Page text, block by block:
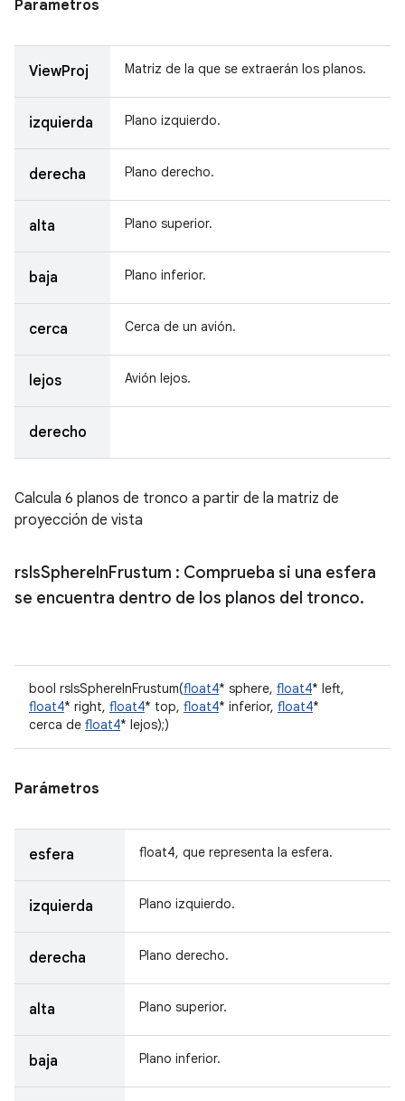
Parámetros
ViewProj Matriz de la que se extraerán los planos.
izquierda Plano izquierdo.
derecha Plano derecho.
alta Plano superior.
baja Plano inferior.
cerca Cerca de un avión.
lejos Avión lejos.
derecho
Calcula 6 planos de tronco a partir de la matriz de
proyección de vista
rs IsSphere InFrustum : Comprueba si una esfera
se encuentra dentro de los planos del tronco.
bool rsIsSphereInFrustum(float4* sphere, float4* left,
float4* right, float4* top, float4* inferior, float4*
cerca de float4* lejos);)
Parámetros
esfera float4, que representa la esfera.
izquierda Plano izquierdo.
derecha Plano derecho.
alta Plano superior.
baja Plano inferior.